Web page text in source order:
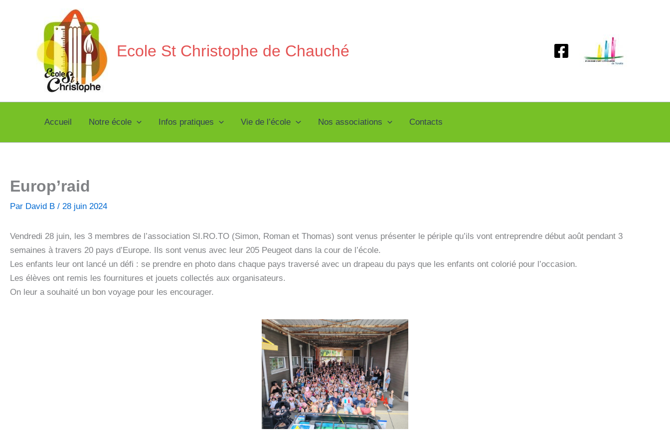
Ecole St Christophe de Chauché
Accueil Notre école Infos pratiques Vie de l’école Nos associations Contacts
Europ’raid
Par David B / 28 juin 2024
Vendredi 28 juin, les 3 membres de l’association SI.RO.TO (Simon, Roman et Thomas) sont venus présenter le périple qu’ils vont entreprendre début août pendant 3
semaines à travers 20 pays d’Europe. Ils sont venus avec leur 205 Peugeot dans la cour de l’école.
Les enfants leur ont lancé un défi : se prendre en photo dans chaque pays traversé avec un drapeau du pays que les enfants ont colorié pour l’occasion.
Les élèves ont remis les fournitures et jouets collectés aux organisateurs.
On leur a souhaité un bon voyage pour les encourager.